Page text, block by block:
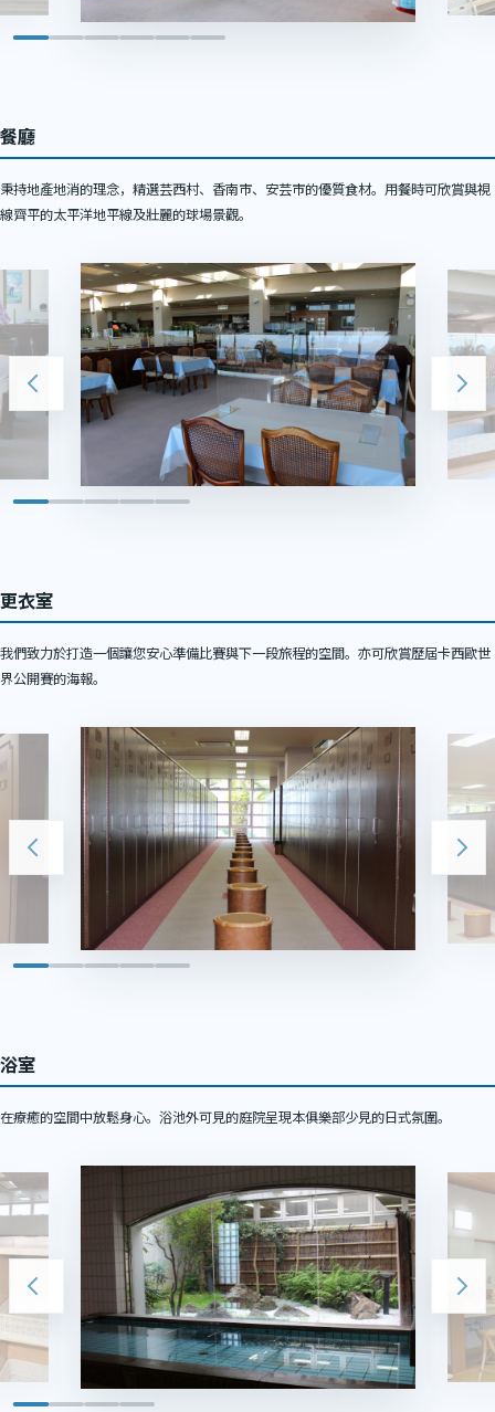
餐廳
秉持地產地消的理念，精選芸西村、香南市、安芸市的優質食材。用餐時可欣賞與視
線齊平的太平洋地平線及壯麗的球場景觀。
更衣室
我們致力於打造一個讓您安心準備比賽與下一段旅程的空間。亦可欣賞歷屆卡西歐世
界公開賽的海報。
浴室
在療癒的空間中放鬆身心。浴池外可見的庭院呈現本俱樂部少見的日式氛圍。